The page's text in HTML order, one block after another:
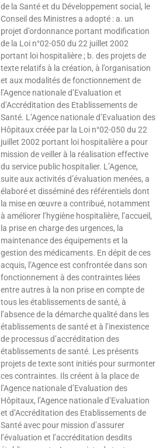
de la Santé et du Développement social, le
Conseil des Ministres a adopté : a. un
projet d’ordonnance portant modification
de la Loi n°02-050 du 22 juillet 2002
portant loi hospitalière ; b. des projets de
texte relatifs à la création, à l’organisation
et aux modalités de fonctionnement de
l’Agence nationale d’Evaluation et
d’Accréditation des Etablissements de
Santé. L’Agence nationale d’Evaluation des
Hôpitaux créée par la Loi n°02-050 du 22
juillet 2002 portant loi hospitalière a pour
mission de veiller à la réalisation effective
du service public hospitalier. L’Agence,
suite aux activités d’évaluation menées, a
élaboré et disséminé des référentiels dont
la mise en œuvre a contribué, notamment
à améliorer l’hygiène hospitalière, l’accueil,
la prise en charge des urgences, la
maintenance des équipements et la
gestion des médicaments. En dépit de ces
acquis, l’Agence est confrontée dans son
fonctionnement à des contraintes liées
entre autres à la non prise en compte de
tous les établissements de santé, à
l’absence de la démarche qualité dans les
établissements de santé et à l’inexistence
de processus d’accréditation des
établissements de santé. Les présents
projets de texte sont initiés pour surmonter
ces contraintes. Ils créent à la place de
l’Agence nationale d’Evaluation des
Hôpitaux, l’Agence nationale d’Evaluation
et d’Accréditation des Etablissements de
Santé avec pour mission d’assurer
l’évaluation et l’accréditation desdits